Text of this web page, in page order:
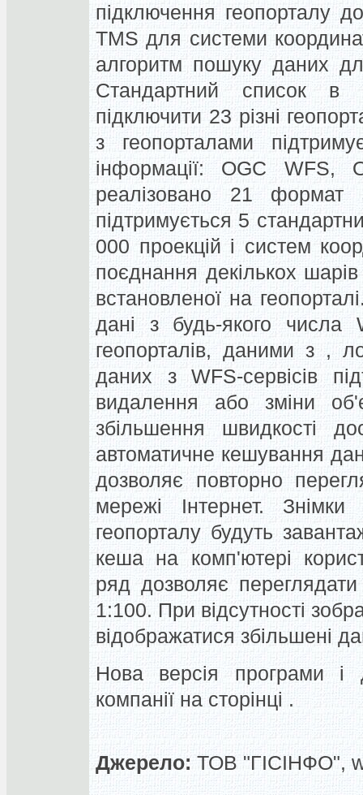
підключення геопорталу
TMS для системи
алгоритм пошуку даних
Стандартний список в
підключити 23 різні
з геопорталами
інформації: OGC
реалізовано 21 формат
підтримується 5
000 проекцій і систем
поєднання декількох
встановленої на
дані з будь-якого числа
геопорталів, даними з ,
даних з WFS-сервісів
видалення або зміни
збільшення швидкості
автоматичне кешування
дозволяє повторно
мережі Інтернет.
геопорталу будуть
кеша на комп'ютері
ряд дозволяє
1:100. При відсутності
відображатися збільшені
Нова версія програми і
компанії на сторінці .
Джерело: ТОВ "ГІСІНФО",